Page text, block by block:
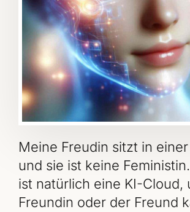
Meine Freudin sitzt in
und sie ist keine
ist natürlich eine KI-Cloud,
Freundin oder der Freund